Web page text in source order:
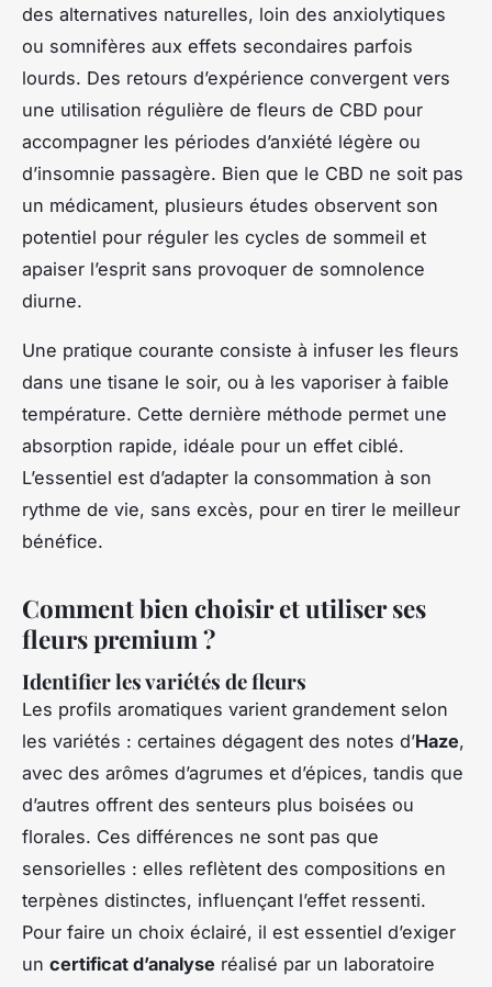
des alternatives naturelles, loin des anxiolytiques
ou somnifères aux effets secondaires parfois
lourds. Des retours d’expérience convergent vers
une utilisation régulière de fleurs de CBD pour
accompagner les périodes d’anxiété légère ou
d’insomnie passagère. Bien que le CBD ne soit pas
un médicament, plusieurs études observent son
potentiel pour réguler les cycles de sommeil et
apaiser l’esprit sans provoquer de somnolence
diurne.
Une pratique courante consiste à infuser les fleurs
dans une tisane le soir, ou à les vaporiser à faible
température. Cette dernière méthode permet une
absorption rapide, idéale pour un effet ciblé.
L’essentiel est d’adapter la consommation à son
rythme de vie, sans excès, pour en tirer le meilleur
bénéfice.
Comment bien choisir et utiliser ses
fleurs premium ?
Identifier les variétés de fleurs
Les profils aromatiques varient grandement selon
les variétés : certaines dégagent des notes d’Haze,
avec des arômes d’agrumes et d’épices, tandis que
d’autres offrent des senteurs plus boisées ou
florales. Ces différences ne sont pas que
sensorielles : elles reflètent des compositions en
terpènes distinctes, influençant l’effet ressenti.
Pour faire un choix éclairé, il est essentiel d’exiger
un certificat d’analyse réalisé par un laboratoire